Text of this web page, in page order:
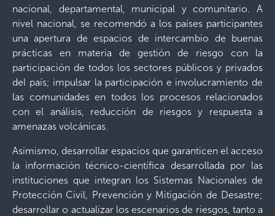
nacional, departamental, municipal y comunitario. A
nivel nacional, se recomendó a los países participantes
una apertura de espacios de intercambio de buenas
prácticas en materia de gestión de riesgo con la
participación de todos los sectores públicos y privados
del país; impulsar la participación e involucramiento de
las comunidades en todos los procesos relacionados
con el análisis, reducción de riesgos y respuesta a
amenazas volcánicas.
Asimismo, desarrollar espacios que garanticen el acceso
la información técnico-científica desarrollada por las
instituciones que integran los Sistemas Nacionales de
Protección Civil, Prevención y Mitigación de Desastre;
desarrollar o actualizar los escenarios de riesgos, tanto a